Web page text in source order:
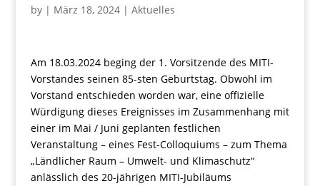
by | März 18, 2024| Aktuelles
Am 18.03.2024 beging der 1. Vorsitzende des MITI-
Vorstandes seinen 85-sten Geburtstag. Obwohl im
Vorstand entschieden worden war, eine offizielle
Würdigung dieses Ereignisses im Zusammenhang mit
einer im Mai / Juni geplanten festlichen
Veranstaltung – eines Fest-Colloquiums – zum Thema
„Ländlicher Raum – Umwelt- und Klimaschutz“
anlässlich des 20-jährigen MITI-Jubiläums